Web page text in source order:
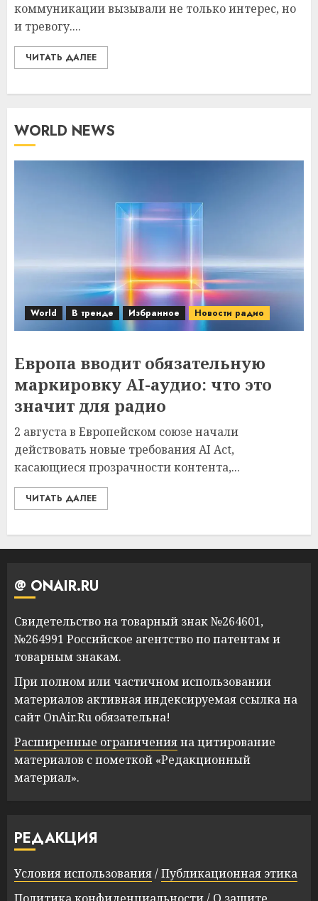
коммуникации вызывали не только интерес, но
и тревогу....
ЧИТАТЬ ДАЛЕЕ
WORLD NEWS
World В тренде Избранное Новости радио
Европа вводит обязательную
маркировку AI-аудио: что это
значит для радио
2 августа в Европейском союзе начали
действовать новые требования AI Act,
касающиеся прозрачности контента,...
ЧИТАТЬ ДАЛЕЕ
@ ONAIR.RU
Свидетельство на товарный знак №264601,
№264991 Российское агентство по патентам и
товарным знакам.
При полном или частичном использовании
материалов активная индексируемая ссылка на
сайт OnAir.Ru обязательна!
Расширенные ограниченияна цитирование
материалов с пометкой «Редакционный
материал».
РЕДАКЦИЯ
Условия использования/Публикационная этика